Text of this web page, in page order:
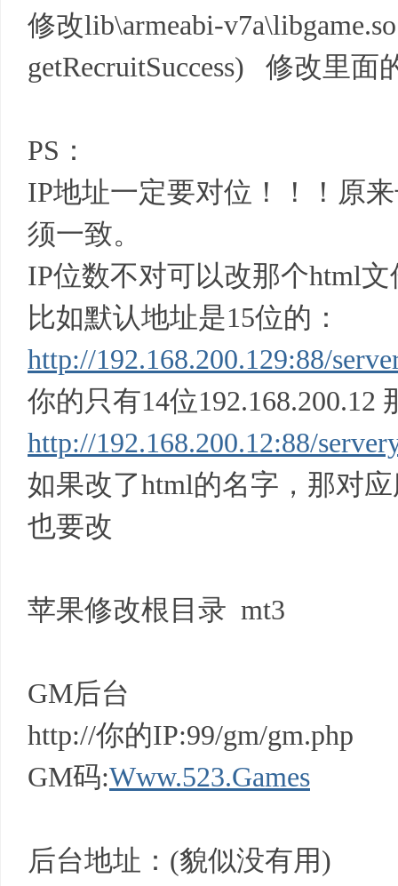
修改lib\armeabi-
getRecruitSuccess) 修改里面
PS：
IP地址一定要对位！！！原
须一致。
IP位数不对可以改那个html
比如默认地址是15位的：
http://192.168.200.129:88/
你的只有14位
http://192.168.200.12:88/
如果改了html的名字，那对
也要改
苹果修改根目录 mt3
GM后台
http://你的IP:99/gm/gm.php
GM码:Www.523.Games
后台地址：(貌似没有用)